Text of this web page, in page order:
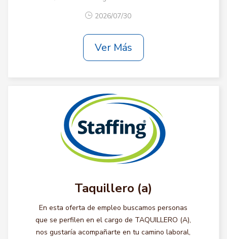
2026/07/30
Ver Más
Taquillero (a)
En esta oferta de empleo buscamos personas
que se perfilen en el cargo de TAQUILLERO (A),
nos gustaría acompañarte en tu camino laboral,